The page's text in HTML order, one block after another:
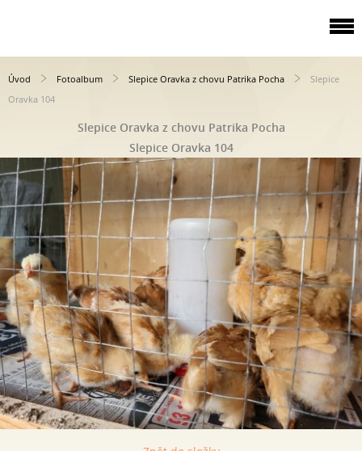
Úvod Fotoalbum Slepice Oravka z chovu Patrika Pocha
Slepice
Oravka 104
Slepice Oravka z chovu Patrika Pocha
Slepice Oravka 104